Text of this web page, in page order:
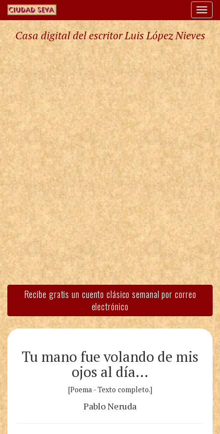
Casa digital del escritor Luis López Nieves
Recibe gratis un cuento clásico semanal por correo
electrónico
Tu mano fue volando de mis
ojos al día…
[Poema - Texto completo.]
Pablo Neruda